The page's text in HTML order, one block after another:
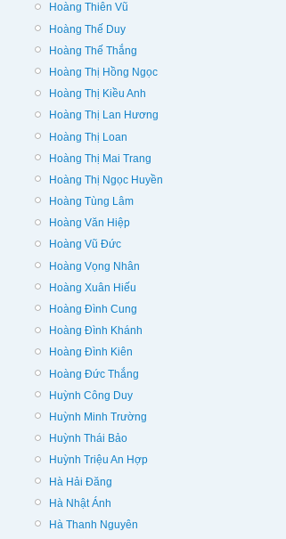
Hoàng Thiên Vũ
Hoàng Thế Duy
Hoàng Thế Thắng
Hoàng Thị Hồng Ngọc
Hoàng Thị Kiều Anh
Hoàng Thị Lan Hương
Hoàng Thị Loan
Hoàng Thị Mai Trang
Hoàng Thị Ngọc Huyền
Hoàng Tùng Lâm
Hoàng Văn Hiệp
Hoàng Vũ Đức
Hoàng Vọng Nhân
Hoàng Xuân Hiếu
Hoàng Đình Cung
Hoàng Đình Khánh
Hoàng Đình Kiên
Hoàng Đức Thắng
Huỳnh Công Duy
Huỳnh Minh Trường
Huỳnh Thái Bảo
Huỳnh Triệu An Hợp
Hà Hải Đăng
Hà Nhật Ánh
Hà Thanh Nguyên